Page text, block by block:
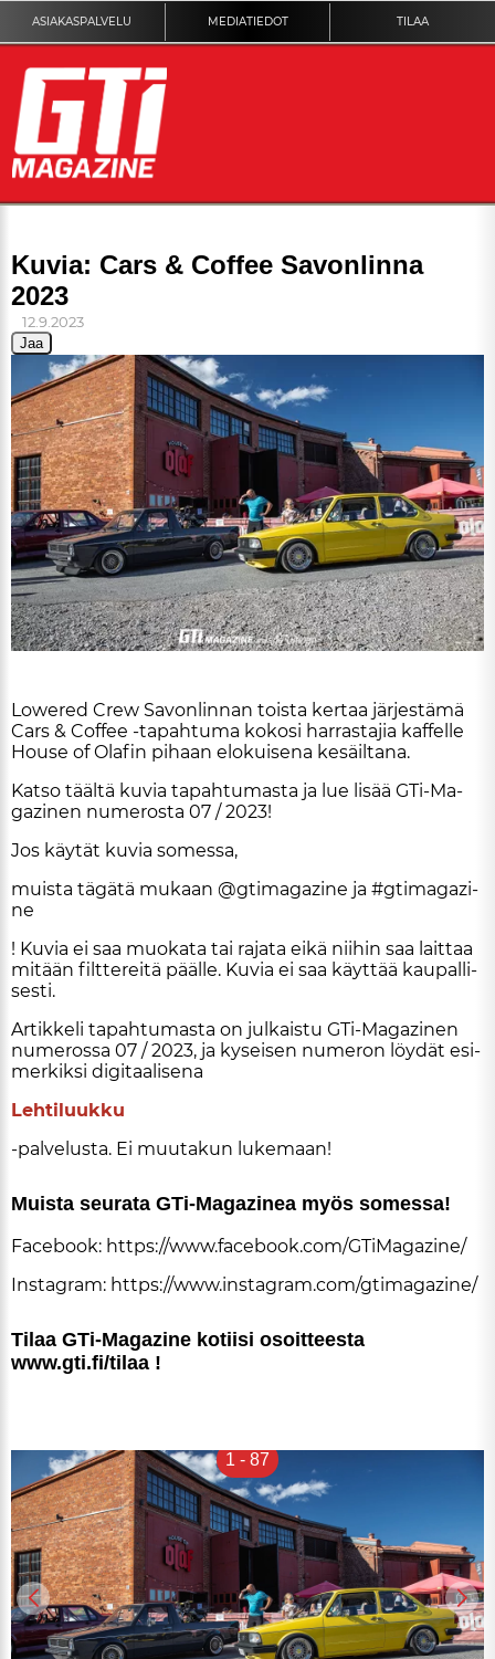
ASIAKASPALVELU MEDIATIEDOT TILAA
DIGILEHTI
KUVAT
KILPAILUT
TEKNIIKKA
ARTIKKELIT
TILAA
Kuvia: Cars & Coffee Savonlinna
2023
12.9.2023
Jaa
Lo­we­red Crew Sa­von­lin­nan tois­ta ker­taa jär­jes­tä­mä
Cars & Cof­fee -ta­pah­tu­ma ko­ko­si har­ras­ta­jia kaf­fel­le
Hou­se of Ola­fin pi­haan elo­kui­se­na ke­säil­ta­na.
Kat­so tääl­tä ku­via ta­pah­tu­mas­ta ja lue li­sää GTi-Ma­
ga­zi­nen nu­me­ros­ta 07 / 2023!
Jos käy­tät ku­via so­mes­sa,
muis­ta tä­gä­tä mu­kaan @gti­ma­ga­zi­ne ja #gti­ma­ga­zi­
ne
! Ku­via ei saa muo­ka­ta tai ra­ja­ta ei­kä nii­hin saa lait­taa
mi­tään filt­te­rei­tä pääl­le. Ku­via ei saa käyt­tää kau­pal­li­
ses­ti.
Ar­tik­ke­li ta­pah­tu­mas­ta on jul­kais­tu GTi-Ma­ga­zi­nen
nu­me­ros­sa 07 / 2023, ja ky­sei­sen nu­me­ron löy­dät esi­
mer­kik­si di­gi­taa­li­se­na
Leh­ti­luuk­ku
-pal­ve­lus­ta. Ei muu­ta­kun lu­ke­maan!
Muis­ta seu­ra­ta GTi-Ma­ga­zi­nea myös so­mes­sa!
Fa­ce­book: https://www.fa­ce­book.com/GTi­Ma­ga­zi­ne/
Ins­tag­ram: https://www.ins­tag­ram.com/gti­ma­ga­zi­ne/
Ti­laa GTi-Ma­ga­zi­ne ko­tii­si osoit­tees­ta
www.gti.fi/ti­laa !
1 - 87